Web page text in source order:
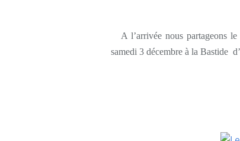
A l’arrivée nous partageons le
samedi 3 décembre à la Bastide